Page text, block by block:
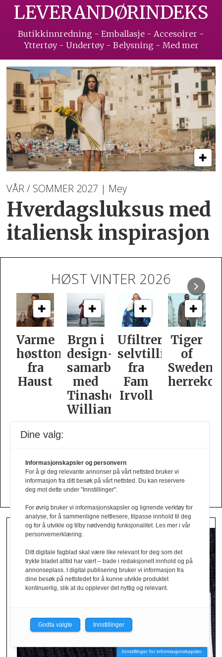
LEVERANDØRINDEKS
Butikkinnredning - Emballasje - Accesoirer -
Yttertøy - Undertøy - Belysning - Med mer
VÅR / SOMMER 2027 | Mey
Hverdagsluksus med
italiensk inspirasjon
HØST VINTER 2026
Brgn i
design­
samarbeid
med
Williamson
Ufiltrert
selvtillit
fra
Fam
Irvoll
Tiger
of
Swedens
herrekolleksjon
Slik
er
dame­
of
Din kolleksjon her?
Send oss en mail!
Innstillinger for informasjonskapsler
Dine valg:
Informasjonskapsler og personvern
For å gi deg relevante annonser på vårt nettsted bruker vi
informasjon fra ditt besøk på vårt nettsted. Du kan reservere
deg mot dette under "Innstillinger".
For øvrig bruker vi informasjonskapsler og lignende verktøy for
analyse, for å sammenligne nettlesere, tilpasse innhold til deg
og for å utvikle og tilby nødvendig funksjonalitet. Les mer i vår
personvernerklæring.
Ditt digitale fagblad skal være like relevant for deg som det
trykte bladet alltid har vært – bade i redaksjonelt innhold og på
annonseplass. I digital publisering bruker vi informasjon fra
dine besøk på nettstedet for å kunne utvikle produktet
kontinuerlig, slik at du opplever det nyttig og relevant.
Godta valgte Innstillinger